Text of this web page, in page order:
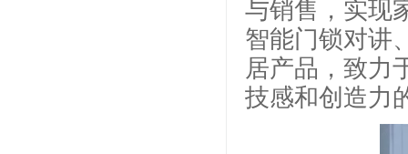
与销售，实现
智能门锁对讲
居产品，致力
技感和创造力